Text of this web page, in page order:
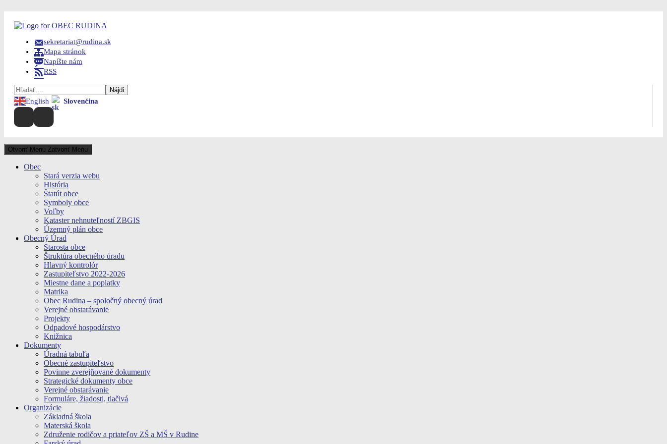
content
sekretariat@rudina.sk
Mapa stránok
Napíšte nám
RSS
Hľadať:
English Slovenčina
Otvoriť Menu Zatvoriť Menu
Obec
Stará verzia webu
História
Štatút obce
Symboly obce
Voľby
Kataster nehnuteľností ZBGIS
Územný plán obce
Obecný Úrad
Starosta obce
Štruktúra obecného úradu
Hlavný kontrolór
Zastupiteľstvo 2022-2026
Miestne dane a poplatky
Matrika
Obec Rudina – spoločný obecný úrad
Verejné obstarávanie
Projekty
Odpadové hospodárstvo
Knižnica
Dokumenty
Úradná tabuľa
Obecné zastupiteľstvo
Povinne zverejňované dokumenty
Strategické dokumenty obce
Verejné obstarávanie
Formuláre, žiadosti, tlačivá
Organizácie
Základná škola
Materská škola
Združenie rodičov a priateľov ZŠ a MŠ v Rudine